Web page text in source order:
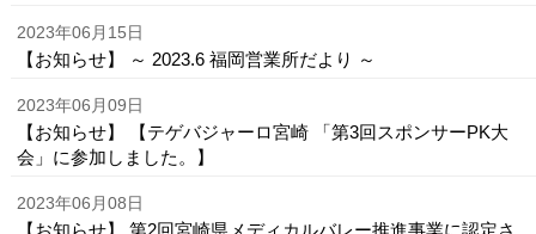
2023年06月15日
【お知らせ】 ～ 2023.6 福岡営業所だより ～
2023年06月09日
【お知らせ】 【テゲバジャーロ宮崎 「第3回スポンサーPK大
会」に参加しました。】
2023年06月08日